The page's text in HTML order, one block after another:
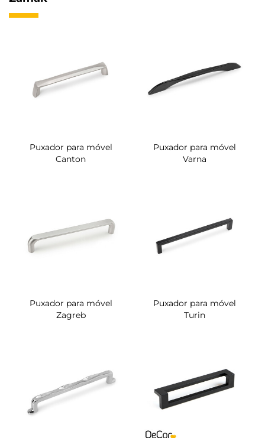
Puxador para móvel
Canton
Puxador para móvel
Varna
Puxador para móvel
Zagreb
Puxador para móvel
Turin